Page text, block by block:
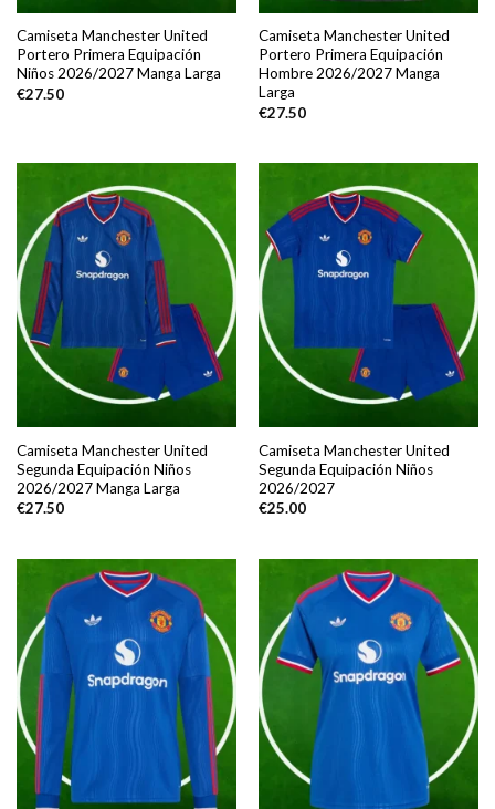
Camiseta Manchester United
Portero Primera Equipación
Niños 2026/2027 Manga Larga
€27.50
Camiseta Manchester United
Portero Primera Equipación
Hombre 2026/2027 Manga
Larga
€27.50
Camiseta Manchester United
Segunda Equipación Niños
2026/2027 Manga Larga
€27.50
Camiseta Manchester United
Segunda Equipación Niños
2026/2027
€25.00